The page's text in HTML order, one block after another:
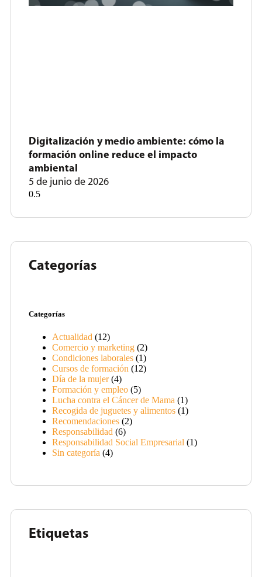
Digitalización y medio ambiente: cómo la
formación online reduce el impacto
ambiental
5 de junio de 2026
Categorías
Categorías
Actualidad (12)
Comercio y marketing (2)
Condiciones laborales (1)
Cursos de formación (12)
Día de la mujer(4)
Formación y empleo (5)
Lucha contra el Cáncer de Mama (1)
Recogida de juguetes y alimentos (1)
Recomendaciones (2)
Responsabilidad (6)
Responsabilidad Social Empresarial (1)
Sin categoría (4)
Etiquetas